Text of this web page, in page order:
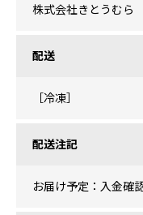
株式会社きとうむら
配送
［冷凍］
配送注記
お届け予定：入金確